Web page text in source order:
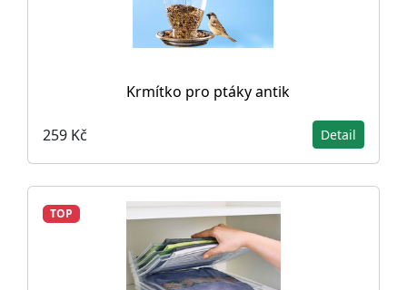
Krmítko pro ptáky antik
259 Kč Detail
TOP